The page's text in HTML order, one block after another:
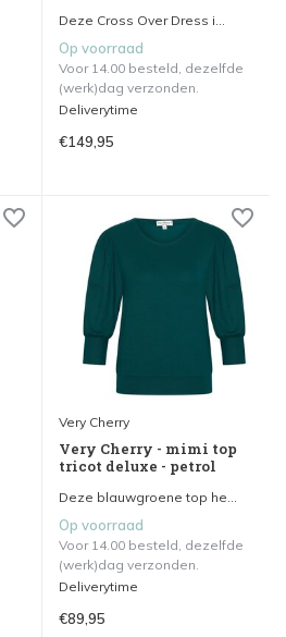
Deze Cross Over Dress i...
Op voorraad
Voor 14.00 besteld, dezelfde
(werk)dag verzonden.
Deliverytime
€149,95
Very Cherry
Very Cherry - mimi top
tricot deluxe - petrol
Deze blauwgroene top he...
Op voorraad
Voor 14.00 besteld, dezelfde
(werk)dag verzonden.
Deliverytime
€89,95